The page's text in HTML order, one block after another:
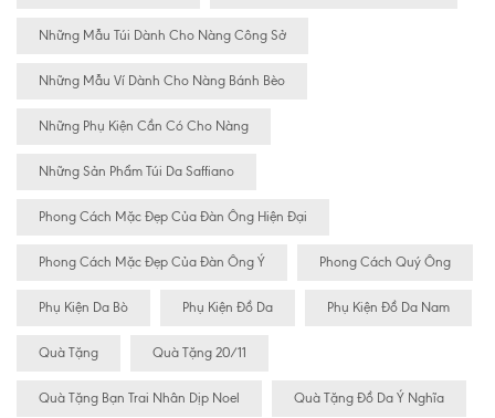
Những Mẫu Túi Dành Cho Nàng Công Sở
Những Mẫu Ví Dành Cho Nàng Bánh Bèo
Những Phụ Kiện Cần Có Cho Nàng
Những Sản Phẩm Túi Da Saffiano
Phong Cách Mặc Đẹp Của Đàn Ông Hiện Đại
Phong Cách Mặc Đẹp Của Đàn Ông Ý Phong Cách Quý Ông
Phụ Kiện Da Bò Phụ Kiện Đồ Da Phụ Kiện Đồ Da Nam
Quà Tặng Quà Tặng 20/11
Quà Tặng Bạn Trai Nhân Dịp Noel Quà Tặng Đồ Da Ý Nghĩa